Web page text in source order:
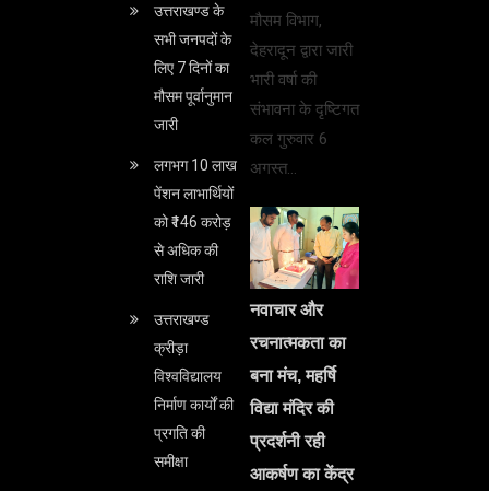
उत्तराखण्ड के
सभी जनपदों के
लिए 7 दिनों का
मौसम पूर्वानुमान
जारी
लगभग 10 लाख
पेंशन लाभार्थियों
को ₹146 करोड़
से अधिक की
राशि जारी
उत्तराखण्ड
क्रीड़ा
विश्वविद्यालय
निर्माण कार्यों की
प्रगति की
समीक्षा
मौसम विभाग,
देहरादून द्वारा जारी
भारी वर्षा की
संभावना के दृष्टिगत
कल गुरुवार 6
अगस्त…
नवाचार और
रचनात्मकता का
बना मंच, महर्षि
विद्या मंदिर की
प्रदर्शनी रही
आकर्षण का केंद्र